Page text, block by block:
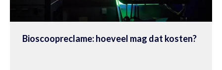
Bioscoopreclame: hoeveel mag dat kosten?